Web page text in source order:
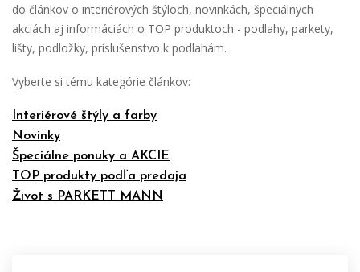
do článkov o interiérových štýloch, novinkách, špeciálnych
akciách aj informáciách o TOP produktoch - podlahy, parkety,
lišty, podložky, príslušenstvo k podlahám.
Vyberte si tému kategórie článkov:
Interiérové štýly a farby
Novinky
Špeciálne ponuky a AKCIE
TOP produkty podľa predaja
Život s PARKETT MANN